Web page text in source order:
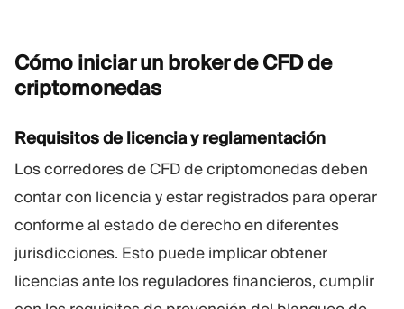
Cómo iniciar un broker de CFD de
criptomonedas
Requisitos de licencia y reglamentación
Los corredores de CFD de criptomonedas deben
contar con licencia y estar registrados para operar
conforme al estado de derecho en diferentes
jurisdicciones. Esto puede implicar obtener
licencias ante los reguladores financieros, cumplir